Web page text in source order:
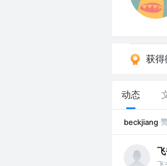
获
动态
beckjiang
飞